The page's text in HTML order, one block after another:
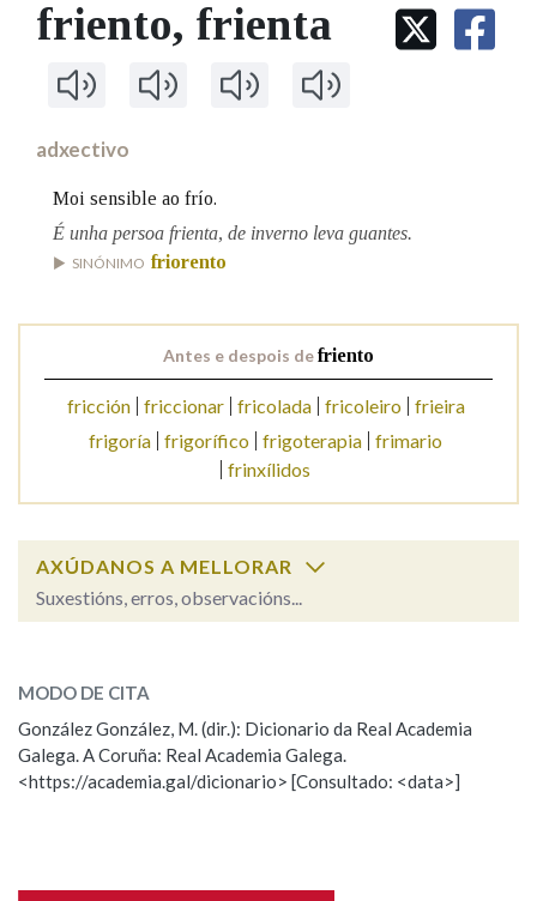
IDENTIDADE CORPORATIVA
MARCIAL DEL ADALID
CASA-MUSEO EMILIA PARDO
BAZÁN
FIGURAS HOMENAXEADAS
HISTORIA
60 ANOS DLG
Facebook
TwitterYoutubeInstagram
Bluesky
BUSCAR NOS LEMAS
Comeza por
Contén
BUSCAR NO CONTIDO
Nas definicións
Nos exemplos
Na fraseoloxía
Marcas gramaticais
friento, frienta
adxectivo
Moi sensible ao frío.
É unha persoa frienta, de inverno leva guantes.
SINÓNIMO friorento
Antes e despois defriento
fricción friccionar fricolada fricoleiro
frieira
frigoría frigorífico frigoterapia frimario
frinxílidos
AXÚDANOS A MELLORAR
Suxestións, erros, observacións...
ESCOLLE UNHA OPCIÓN:
Observación Hai un erro na palabra
Propoño mellorar a definición
MODO DE CITA
González González, M. (dir.): Dicionario da Real Academia
Galega. A Coruña: Real Academia Galega.
<https://academia.gal/dicionario> [Consultado: <data>]